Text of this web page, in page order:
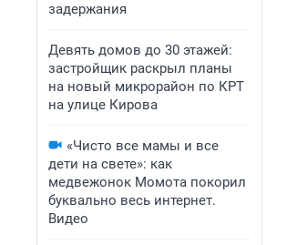
задержания
Девять домов до 30 этажей:
застройщик раскрыл планы
на новый микрорайон по КРТ
на улице Кирова
«Чисто все мамы и все
дети на свете»: как
медвежонок Момота покорил
буквально весь интернет.
Видео